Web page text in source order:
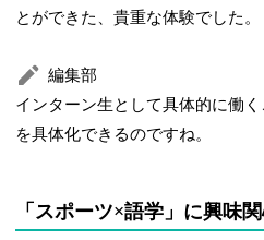
とができた、貴重な体験でした。
編集部
インターン生として具体的に働
を具体化できるのですね。
「スポーツ×語学」に興味